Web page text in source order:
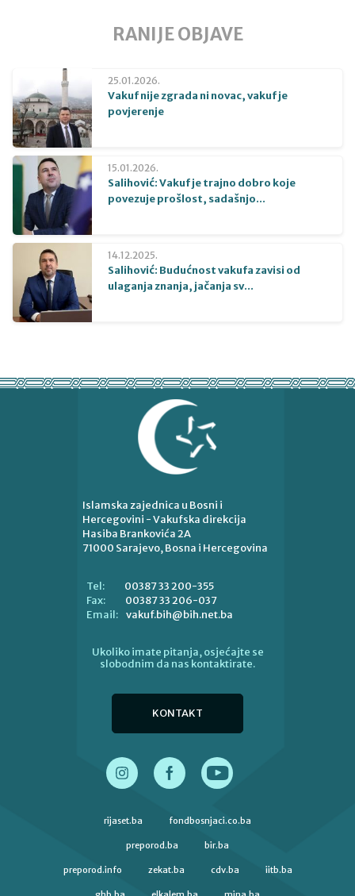
RANIJE OBJAVE
25.01.2026.
Vakuf nije zgrada ni novac, vakuf je
povjerenje
15.01.2026.
Salihović: Vakuf je trajno dobro koje
povezuje prošlost, sadašnjo...
14.12.2025.
Salihović: Budućnost vakufa zavisi od
ulaganja znanja, jačanja sv...
Islamska zajednica u Bosni i
Hercegovini - Vakufska direkcija
Hasiba Brankovića 2A
71000 Sarajevo, Bosna i Hercegovina
Tel:
00387 33 200-355
Fax:
00387 33 206-037
Email: vakuf.bih@bih.net.ba
Ukoliko imate pitanja, osjećajte se
slobodnim da nas kontaktirate.
KONTAKT
rijaset.ba fondbosnjaci.co.ba
preporod.ba bir.ba
preporod.info zekat.ba cdv.ba iitb.ba